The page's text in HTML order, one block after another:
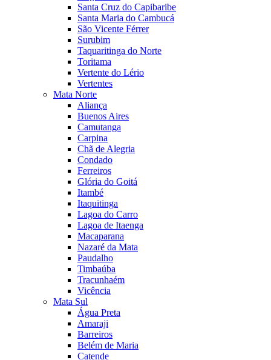
Santa Cruz do Capibaribe
Santa Maria do Cambucá
São Vicente Férrer
Surubim
Taquaritinga do Norte
Toritama
Vertente do Lério
Vertentes
Mata Norte
Aliança
Buenos Aires
Camutanga
Carpina
Chã de Alegria
Condado
Ferreiros
Glória do Goitá
Itambé
Itaquitinga
Lagoa do Carro
Lagoa de Itaenga
Macaparana
Nazaré da Mata
Paudalho
Timbaúba
Tracunhaém
Vicência
Mata Sul
Água Preta
Amaraji
Barreiros
Belém de Maria
Catende